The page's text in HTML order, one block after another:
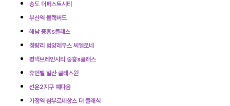
송도 더퍼스트시티
부산역 블랙버드
해남 중흥s클래스
청량리 범양레우스 씨엘로네
평택브레인시티 중흥s클래스
휴먼빌 일산 클래스원
선운2지구 예다음
가정역 삼부르네상스 더 클래식